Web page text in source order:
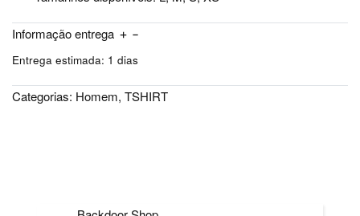
Informação entrega
Entrega estimada: 1 dias
Categorias: Homem, TSHIRT